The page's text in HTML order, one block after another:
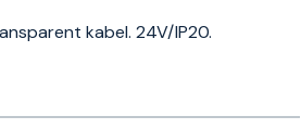
kabel. 24V/IP20.